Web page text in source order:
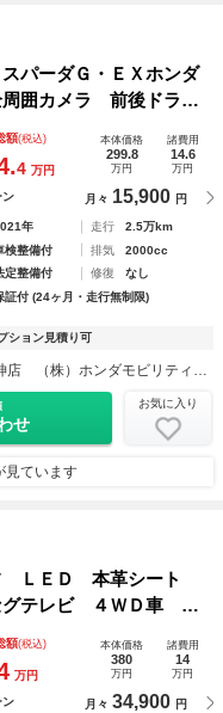
パーダＧ・ＥＸホンダ
囲カメラ 前後ドラレ
プティブクルーズコ
マートキー２個 横滑
額(税込)
4 万円
本体価格
299.8
万円
諸費用
14.6
万円
ン 月々 15,900 円
年 走行
2.5万km
検整備付 排気
2000cc
定整備付 修復
なし
証付 (24ヶ月・走行無制限)
ション見積り可
せ
お気に入り
見ています
ＬＥＤ 本革シート
グテレビ ４ＷＤ車 １
ートエアコン クルー
リーナビ
額(税込)
万円
本体価格
380
万円
諸費用
14
万円
ン 月々 34,900 円